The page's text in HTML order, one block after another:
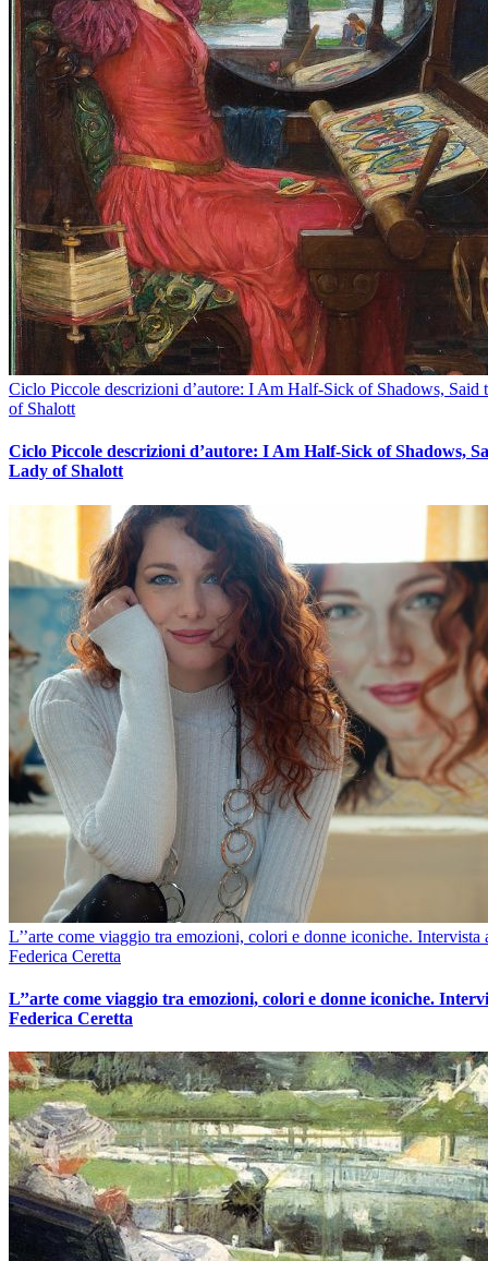
Ciclo Piccole descrizioni d’autore: I Am Half-Sick of Shadows, Said
of Shalott
Ciclo Piccole descrizioni d’autore: I Am Half-Sick of Shadows,
Lady of Shalott
L’’arte come viaggio tra emozioni, colori e donne iconiche. Intervista
Federica Ceretta
L’’arte come viaggio tra emozioni, colori e donne iconiche.
Federica Ceretta